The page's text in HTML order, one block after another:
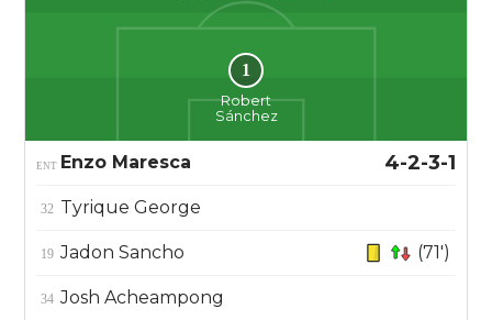
1
Robert
Sánchez
ENT Enzo Maresca 4-2-3-1
32 Tyrique George
19 Jadon Sancho (71')
34 Josh Acheampong